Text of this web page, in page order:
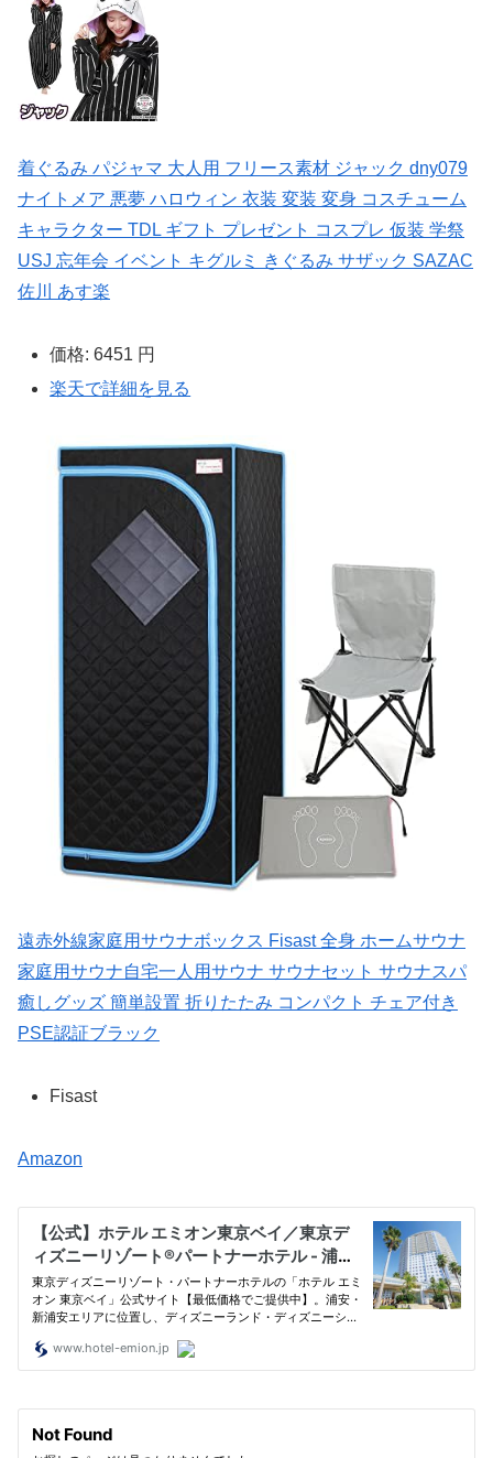
着ぐるみ パジャマ 大人用 フリース素材 ジャック dny079
ナイトメア 悪夢 ハロウィン 衣装 変装 変身 コスチューム
キャラクター TDL ギフト プレゼント コスプレ 仮装 学祭
USJ 忘年会 イベント キグルミ きぐるみ サザック SAZAC
佐川 あす楽
価格: 6451 円
楽天で詳細を見る
遠赤外線家庭用サウナボックス Fisast 全身 ホームサウナ
家庭用サウナ自宅一人用サウナ サウナセット サウナスパ
癒しグッズ 簡単設置 折りたたみ コンパクト チェア付き
PSE認証ブラック
Fisast
Amazon